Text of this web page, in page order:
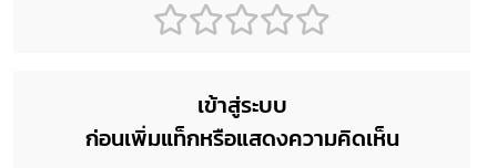
เข้าสู่ระบบ
ก่อนเพิ่มแท็กหรือแสดงความคิดเห็น